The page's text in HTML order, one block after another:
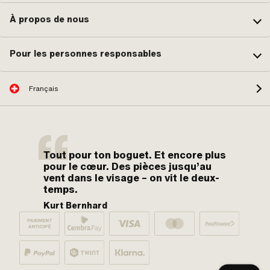
À propos de nous
Pour les personnes responsables
Français
Tout pour ton boguet. Et encore plus
pour le cœur. Des pièces jusqu’au
vent dans le visage – on vit le deux-
temps.
Kurt Bernhard